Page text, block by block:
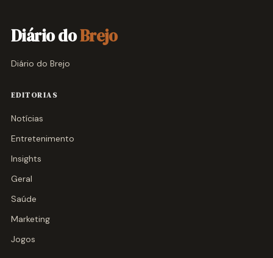
Diário doBrejo
Diário do Brejo
EDITORIAS
Notícias
Entretenimento
Insights
Geral
Saúde
Marketing
Jogos